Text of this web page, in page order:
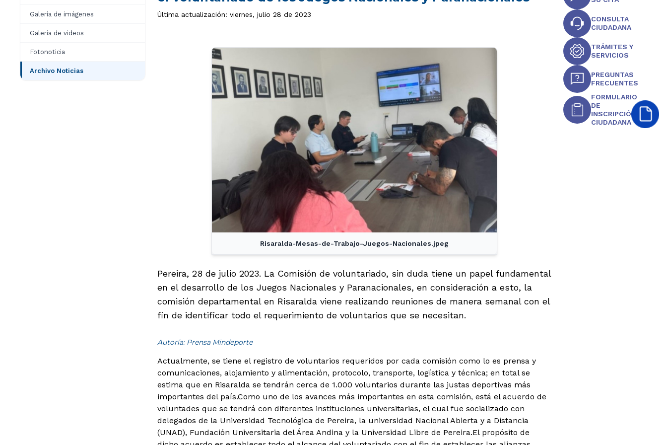
Galería de imágenes
Galería de videos
Fotonoticia
Archivo Noticias
Última actualización: viernes, julio 28 de 2023
Risaralda-Mesas-de-Trabajo-Juegos-Nacionales.jpeg
Pereira, 28 de julio 2023. La Comisión de voluntariado, sin duda tiene un papel fundamental
en el desarrollo de los Juegos Nacionales y Paranacionales, en consideración a esto, la
comisión departamental en Risaralda viene realizando reuniones de manera semanal con el
fin de identificar todo el requerimiento de voluntarios que se necesitan.
Autoría: Prensa Mindeporte
Actualmente, se tiene el registro de voluntarios requeridos por cada comisión como lo es prensa y
comunicaciones, alojamiento y alimentación, protocolo, transporte, logística y técnica; en total se
estima que en Risaralda se tendrán cerca de 1.000 voluntarios durante las justas deportivas más
importantes del país.Como uno de los avances más importantes en esta comisión, está el acuerdo de
voluntades que se tendrá con diferentes instituciones universitarias, el cual fue socializado con
delegados de la Universidad Tecnológica de Pereira, la universidad Nacional Abierta y a Distancia
(UNAD), Fundación Universitaria del Área Andina y la Universidad Libre de Pereira.El propósito de
CONSULTA
CIUDADANA
TRÁMITES Y
SERVICIOS
PREGUNTAS
FRECUENTES
FORMULARIO
DE
INSCRIPCIÓN
CIUDADANA